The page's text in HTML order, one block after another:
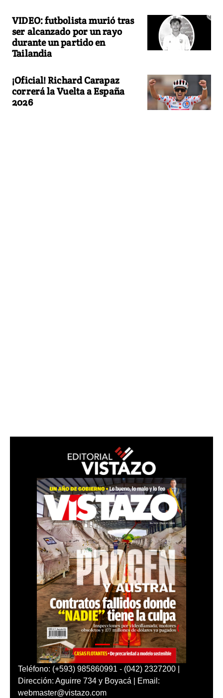
VIDEO: futbolista murió tras
ser alcanzado por un rayo
durante un partido en
Tailandia
¡Oficial! Richard Carapaz
correrá la Vuelta a España
2026
Teléfono: (+593) 985860991 - (042) 2327200 |
Dirección: Aguirre 734 y Boyacá | Email:
webmaster@vistazo.com